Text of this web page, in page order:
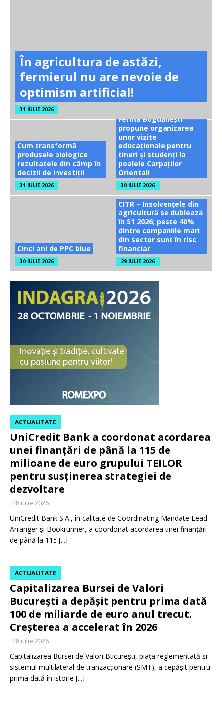
În agricultura de astăzi,
fermierul nu are nevoie de
optimism artificial!
31 IULIE 2026
Cum transformă
produsele biologice
rezultatele din câmp în
decizii de investiții
31 IULIE 2026
Ferma Bogdănești
propune organizarea
unor vizite
educaționale pentru
tineri și studenți la
poalele Carpaților
Orientali
30 IULIE 2026
Cinci ani de PPC blue
30 IULIE 2026
CITR – Insolvențele din
agricultură se dublează
în S1 2026; peste 40%
dintre companiile mari
din sector sunt în risc
financiar
29 IULIE 2026
UniCredit Bank a coordonat acordarea
unei finanțări de până la 115 de
milioane de euro grupului TEILOR
pentru susținerea strategiei de
dezvoltare
ACTUALITATE
28 iulie 2026
UniCredit Bank S.A., în calitate de Coordinating Mandate Lead
Arranger și Bookrunner, a coordonat acordarea unei finanțări
de până la 115 [...]
Capitalizarea Bursei de Valori
București a depășit pentru prima dată
100 de miliarde de euro anul trecut.
Creșterea a accelerat în 2026
ACTUALITATE
28 iulie 2026
Capitalizarea Bursei de Valori București, piața reglementată și
sistemul multilateral de tranzacționare (SMT), a depășit pentru
prima dată în istorie [...]